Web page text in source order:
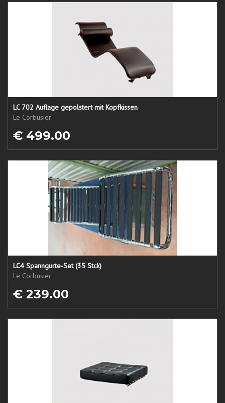
LC 702 Auflage gepolstert mit Kopfkissen
Le Corbusier
€ 499.00
LC4 Spanngurte-Set (35 Stck)
Le Corbusier
€ 239.00